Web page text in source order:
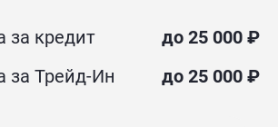
за кредит
до 25 000 ₽
за Трейд-Ин
до 25 000 ₽